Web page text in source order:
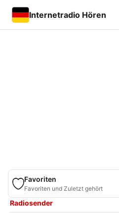
Internetradio Hören
Favoriten
Favoriten und Zuletzt gehört
Radiosender